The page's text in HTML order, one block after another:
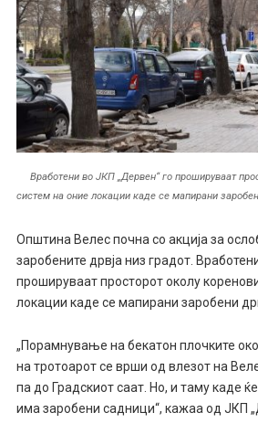
Вработени во ЈКП „Дервен“ го прошируваат
систем на оние локации каде се мапирани
Општина Велес почна со акција за
заробените дрвја низ градот.
прошируваат просторот околу
локации каде се мапирани заробени
„Порамнувaње на бекатон плочките
на тротоарот се врши од влезот на
па до Градскиот саат. Но, и таму каде
има заробени садници“, кажаа од ЈКП